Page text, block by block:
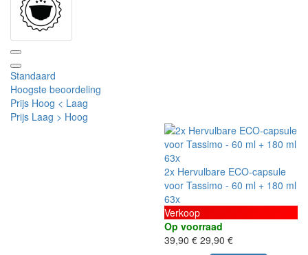
Standaard
Hoogste beoordeling
Prijs Hoog < Laag
Prijs Laag > Hoog
63x
2x Hervulbare ECO-capsule
voor Tassimo - 60 ml + 180 ml
63x
Verkoop
Op voorraad
39,90 € 29,90 €